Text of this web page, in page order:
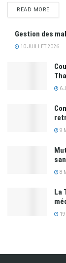
READ MORE
Gestion des
10 JUILLET 2026
6
9
8
La